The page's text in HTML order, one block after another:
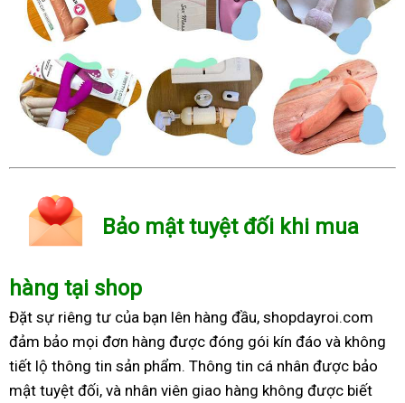
Bảo mật tuyệt đối khi mua
hàng tại shop
Đặt sự riêng tư của bạn lên hàng đầu, shopdayroi.com
đảm bảo mọi đơn hàng được đóng gói kín đáo và không
tiết lộ thông tin sản phẩm. Thông tin cá nhân được bảo
mật tuyệt đối, và nhân viên giao hàng không được biết